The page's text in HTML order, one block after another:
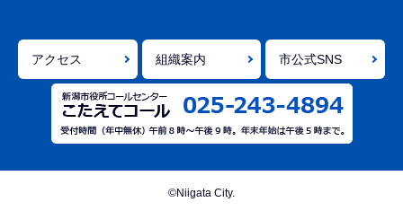
で
アクセス 組織案内 市公式SNS
©Niigata City.